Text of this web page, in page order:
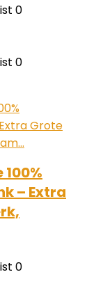
0
0
– Extra
0